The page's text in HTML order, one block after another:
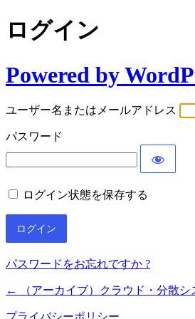
ログイン
Powered by
ユーザー名またはメールアドレス
パスワード
ログイン状態を保存する
パスワードをお忘れですか ?
← （アーカイブ）クラウド・分散シ